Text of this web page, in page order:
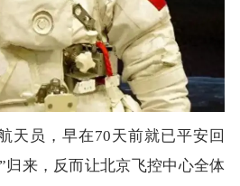
员，早在70天前就已平安回
归来，反而让北京飞控中心全体